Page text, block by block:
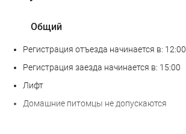
Общий
Регистрация отъезда начинается в: 12:00
Регистрация заезда начинается в: 15:00
Лифт
Домашние питомцы не допускаются